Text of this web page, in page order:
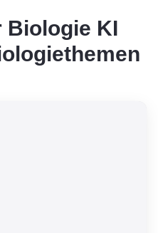
Biologie KI